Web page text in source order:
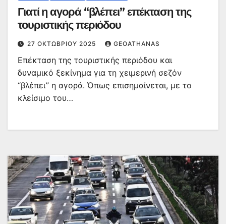
Γιατί η αγορά “βλέπει” επέκταση της
τουριστικής περιόδου
27 ΟΚΤΩΒΡΊΟΥ 2025 GEOATHANAS
Επέκταση της τουριστικής περιόδου και
δυναμικό ξεκίνημα για τη χειμερινή σεζόν
“βλέπει” η αγορά. Όπως επισημαίνεται, με το
κλείσιμο του…